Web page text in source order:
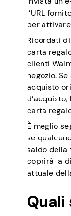
l’URL
per
Ricordati
carta
clienti
negozio.
acquisto
carta
È meglio
se
saldo della
coprirà la
attuale
Quali